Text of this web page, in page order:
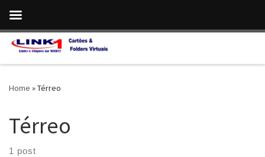
Skip to content
Home »Térreo
Térreo
1 post